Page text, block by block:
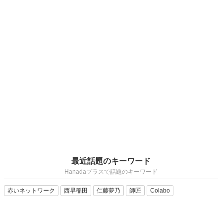
最近話題のキーワード
Hanadaプラスで話題のキーワード
赤いネットワーク 西早稲田 仁藤夢乃 師匠 Colabo